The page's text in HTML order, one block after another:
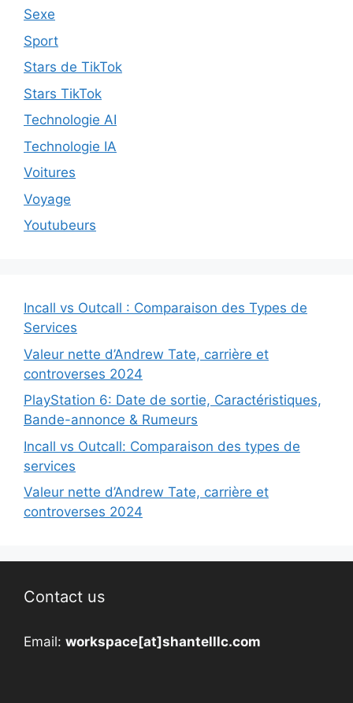
Sexe
Sport
Stars de TikTok
Stars TikTok
Technologie AI
Technologie IA
Voitures
Voyage
Youtubeurs
Incall vs Outcall : Comparaison des Types de
Services
Valeur nette d’Andrew Tate, carrière et
controverses 2024
PlayStation 6: Date de sortie, Caractéristiques,
Bande-annonce & Rumeurs
Incall vs Outcall: Comparaison des types de
services
Valeur nette d’Andrew Tate, carrière et
controverses 2024
Contact us
Email: workspace[at]shantelllc.com